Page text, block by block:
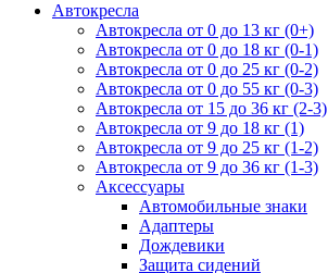
Автокресла
Автокресла от 0 до 13 кг (0+)
Автокресла от 0 до 18 кг (0-1)
Автокресла от 0 до 25 кг (0-2)
Автокресла от 0 до 55 кг (0-3)
Автокресла от 15 до 36 кг (2-3)
Автокресла от 9 до 18 кг (1)
Автокресла от 9 до 25 кг (1-2)
Автокресла от 9 до 36 кг (1-3)
Аксессуары
Автомобильные знаки
Адаптеры
Дождевики
Защита сидений